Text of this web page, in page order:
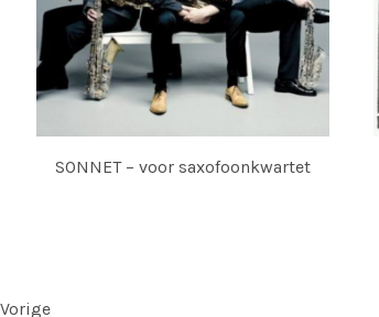
SONNET – voor saxofoonkwartet
Vorige